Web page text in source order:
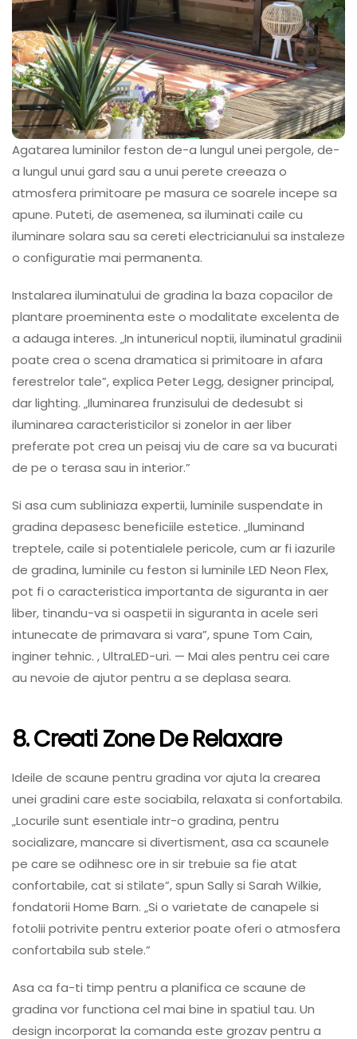
Agatarea luminilor feston de-a lungul unei pergole, de-
a lungul unui gard sau a unui perete creeaza o
atmosfera primitoare pe masura ce soarele incepe sa
apune. Puteti, de asemenea, sa iluminati caile cu
iluminare solara sau sa cereti electricianului sa instaleze
o configuratie mai permanenta.
Instalarea iluminatului de gradina la baza copacilor de
plantare proeminenta este o modalitate excelenta de
a adauga interes. „In intunericul noptii, iluminatul gradinii
poate crea o scena dramatica si primitoare in afara
ferestrelor tale”, explica Peter Legg, designer principal,
dar lighting. „Iluminarea frunzisului de dedesubt si
iluminarea caracteristicilor si zonelor in aer liber
preferate pot crea un peisaj viu de care sa va bucurati
de pe o terasa sau in interior.”
Si asa cum subliniaza expertii, luminile suspendate in
gradina depasesc beneficiile estetice. „Iluminand
treptele, caile si potentialele pericole, cum ar fi iazurile
de gradina, luminile cu feston si luminile LED Neon Flex,
pot fi o caracteristica importanta de siguranta in aer
liber, tinandu-va si oaspetii in siguranta in acele seri
intunecate de primavara si vara”, spune Tom Cain,
inginer tehnic. , UltraLED-uri. — Mai ales pentru cei care
au nevoie de ajutor pentru a se deplasa seara.
8. Creati Zone De Relaxare
Ideile de scaune pentru gradina vor ajuta la crearea
unei gradini care este sociabila, relaxata si confortabila.
„Locurile sunt esentiale intr-o gradina, pentru
socializare, mancare si divertisment, asa ca scaunele
pe care se odihnesc ore in sir trebuie sa fie atat
confortabile, cat si stilate”, spun Sally si Sarah Wilkie,
fondatorii Home Barn. „Si o varietate de canapele si
fotolii potrivite pentru exterior poate oferi o atmosfera
confortabila sub stele.”
Asa ca fa-ti timp pentru a planifica ce scaune de
gradina vor functiona cel mai bine in spatiul tau. Un
design incorporat la comanda este grozav pentru a